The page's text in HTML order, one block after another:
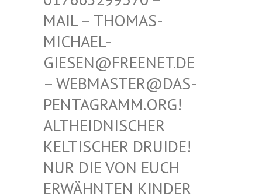
THOMAS-MICHAE
L-GIESEN
@FREENET.DE – WEBM
ASTER@DAS-PENTAG
RAMM.ORG! ALTHEI
DNISCHER KELTIS
CHER DRUIDE! NUR D
IE VON EUCH ERWÄHN
TEN KINDER VON MI